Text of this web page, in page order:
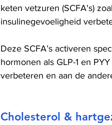
keten vetzuren (SCFA's)
insulinegevoeligheid
Deze SCFA’s activeren
hormonen als GLP-1 en
verbeteren en aan de
Cholesterol &